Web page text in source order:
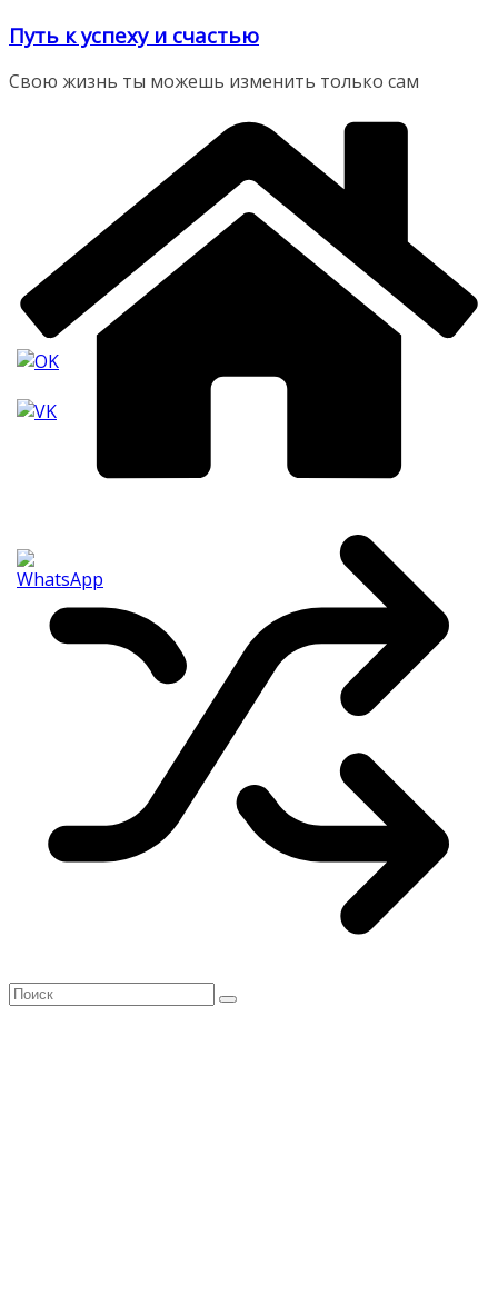
Перейти
содержимому
Путь к успеху и счастью
Свою жизнь ты можешь изменить только сам